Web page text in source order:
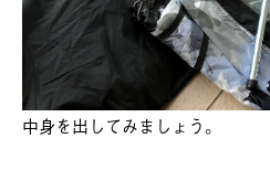
中身を出してみましょう。